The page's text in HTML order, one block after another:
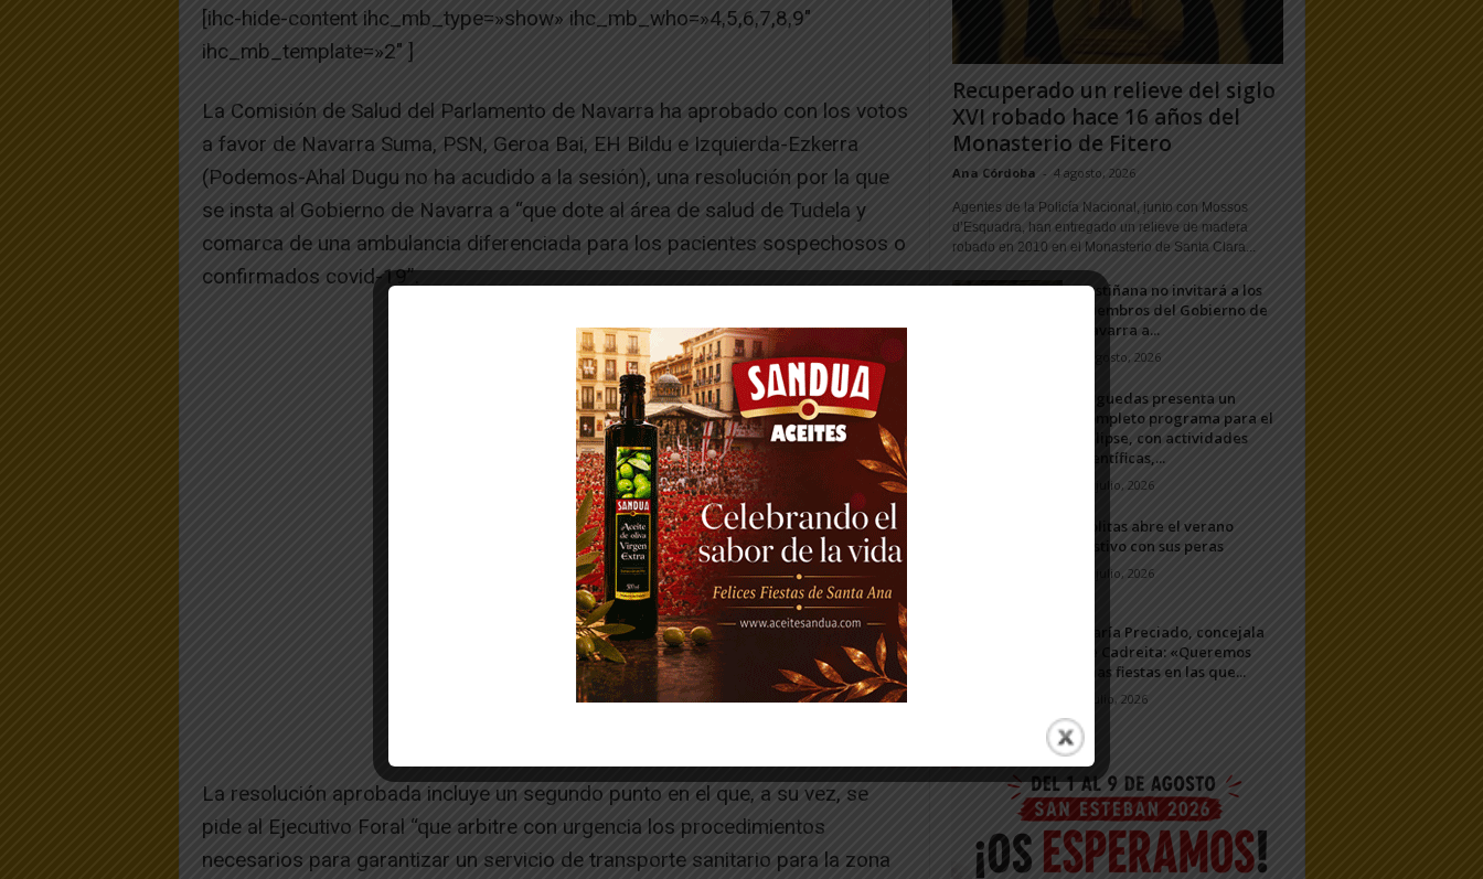
[ihc-hide-content ihc_mb_type=»show» ihc_mb_who=»4,5,6,7,8,9″
ihc_mb_template=»2″ ]
La Comisión de Salud del Parlamento de Navarra ha aprobado con los votos
a favor de Navarra Suma, PSN, Geroa Bai, EH Bildu e Izquierda-Ezkerra
(Podemos-Ahal Dugu no ha acudido a la sesión), una resolución por la que
se insta al Gobierno de Navarra a “que dote al área de salud de Tudela y
comarca de una ambulancia diferenciada para los pacientes sospechosos o
confirmados covid-19”.
-- Publicidad --
La resolución aprobada incluye un segundo punto en el que, a su vez, se
pide al Ejecutivo Foral “que arbitre con urgencia los procedimientos
necesarios para garantizar un servicio de transporte sanitario para la zona
Recuperado un relieve del siglo
XVI robado hace 16 años del
Monasterio de Fitero
Ana Córdoba - 4 agosto, 2026
Agentes de la Policía Nacional, junto con Mossos
d’Esquadra, han entregado un relieve de madera
robado en 2010 en el Monasterio de Santa Clara...
Fustiñana no invitará a los
miembros del Gobierno de
Navarra a...
1 agosto, 2026
Arguedas presenta un
completo programa para el
eclipse, con actividades
científicas,...
20 julio, 2026
Ablitas abre el verano
festivo con sus peras
11 julio, 2026
María Preciado, concejala
de Cadreita: «Queremos
unas fiestas en las que...
7 julio, 2026